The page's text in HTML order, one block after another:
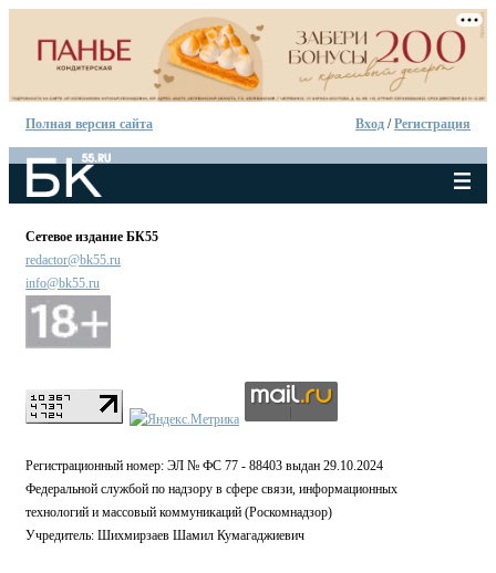
Полная версия сайта Вход /Регистрация
Сетевое издание БК55
redactor@bk55.ru
info@bk55.ru
Регистрационный номер: ЭЛ № ФС 77 - 88403 выдан 29.10.2024
Федеральной службой по надзору в сфере связи, информационных
технологий и массовый коммуникаций (Роскомнадзор)
Учредитель: Шихмирзаев Шамил Кумагаджиевич